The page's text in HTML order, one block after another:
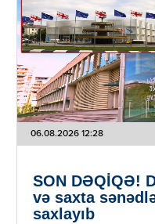
06.08.2026 12:28
SON DƏQİQƏ!
və saxta
saxlayıb